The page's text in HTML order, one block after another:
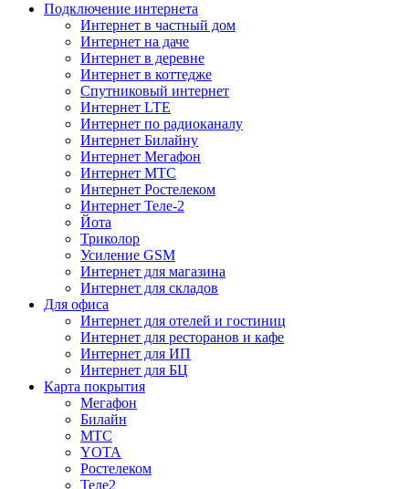
Подключение интернета
Интернет в частный дом
Интернет на даче
Интернет в деревне
Интернет в коттедже
Спутниковый интернет
Интернет LTE
Интернет по радиоканалу
Интернет Билайну
Интернет Мегафон
Интернет МТС
Интернет Ростелеком
Интернет Теле-2
Йота
Триколор
Усиление GSM
Интернет для магазина
Интернет для складов
Для офиса
Интернет для отелей и гостиниц
Интернет для ресторанов и кафе
Интернет для ИП
Интернет для БЦ
Карта покрытия
Мегафон
Билайн
МТС
YOTA
Ростелеком
Теле2